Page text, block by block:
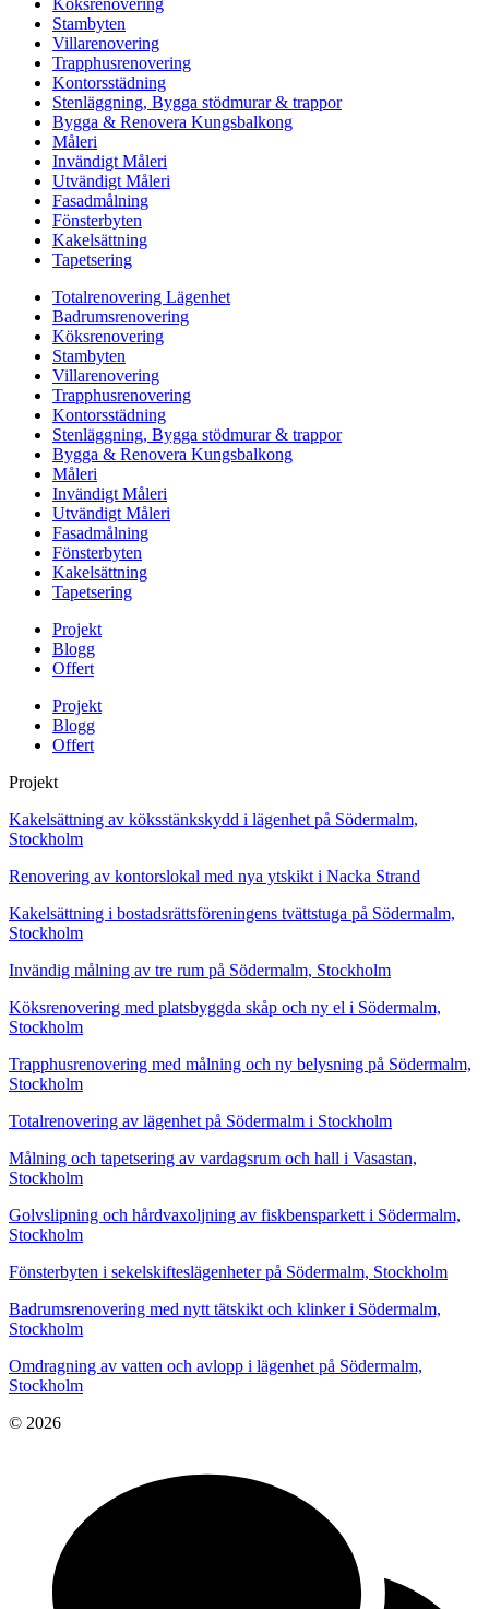
Stambyten
Villarenovering
Trapphusrenovering
Kontorsstädning
Stenläggning, Bygga stödmurar & trappor
Bygga & Renovera Kungsbalkong
Måleri
Invändigt Måleri
Utvändigt Måleri
Fasadmålning
Fönsterbyten
Kakelsättning
Tapetsering
Totalrenovering Lägenhet
Badrumsrenovering
Köksrenovering
Stambyten
Villarenovering
Trapphusrenovering
Kontorsstädning
Stenläggning, Bygga stödmurar & trappor
Bygga & Renovera Kungsbalkong
Måleri
Invändigt Måleri
Utvändigt Måleri
Fasadmålning
Fönsterbyten
Kakelsättning
Tapetsering
Projekt
Blogg
Offert
Projekt
Blogg
Offert
Projekt
Kakelsättning av köksstänkskydd i lägenhet på Södermalm,
Stockholm
Renovering av kontorslokal med nya ytskikt i Nacka Strand
Kakelsättning i bostadsrättsföreningens tvättstuga på Södermalm,
Stockholm
Invändig målning av tre rum på Södermalm, Stockholm
Köksrenovering med platsbyggda skåp och ny el i Södermalm,
Stockholm
Trapphusrenovering med målning och ny belysning på Södermalm,
Stockholm
Totalrenovering av lägenhet på Södermalm i Stockholm
Målning och tapetsering av vardagsrum och hall i Vasastan,
Stockholm
Golvslipning och hårdvaxoljning av fiskbensparkett i Södermalm,
Stockholm
Fönsterbyten i sekelskifteslägenheter på Södermalm, Stockholm
Badrumsrenovering med nytt tätskikt och klinker i Södermalm,
Stockholm
Omdragning av vatten och avlopp i lägenhet på Södermalm,
Stockholm
© 2026